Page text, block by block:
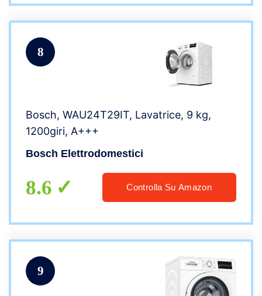
8
Bosch, WAU24T29IT, Lavatrice, 9 kg,
1200giri, A+++
Bosch Elettrodomestici
8.6 Controlla Su Amazon
9